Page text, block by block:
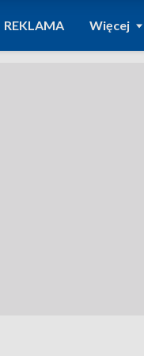
REKLAMA Więcej